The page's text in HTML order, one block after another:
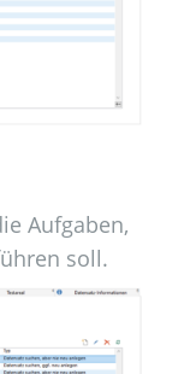
Aufgaben,
soll.